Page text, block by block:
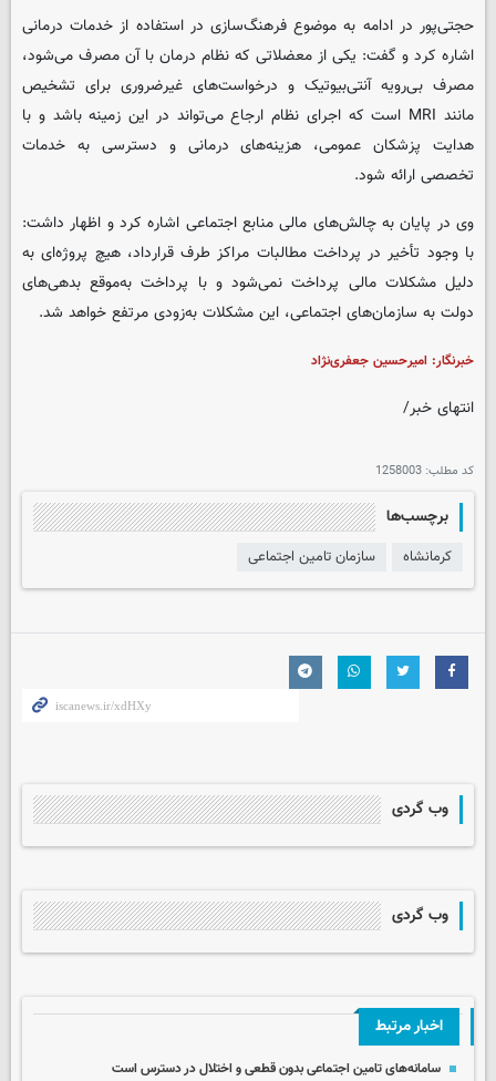
حجتی‌پور در ادامه به موضوع فرهنگ‌سازی در استفاده از خدمات درمانی
اشاره کرد و گفت: یکی از معضلاتی که نظام درمان با آن مصرف می‌شود،
مصرف بی‌رویه آنتی‌بیوتیک و درخواست‌های غیرضروری برای تشخیص
مانند MRI است که اجرای نظام ارجاع می‌تواند در این زمینه باشد و با
هدایت پزشکان عمومی، هزینه‌های درمانی و دسترسی به خدمات
تخصصی ارائه شود.
وی در پایان به چالش‌های مالی منابع اجتماعی اشاره کرد و اظهار داشت:
با وجود تأخیر در پرداخت مطالبات مراکز طرف قرارداد، هیچ پروژه‌ای به
دلیل مشکلات مالی پرداخت نمی‌شود و با پرداخت به‌موقع بدهی‌های
دولت به سازمان‌های اجتماعی، این مشکلات به‌زودی مرتفع خواهد شد.
خبرنگار: امیرحسین جعفری‌نژاد
انتهای خبر/
کد مطلب: 1258003
برچسب‌ها
کرمانشاه سازمان تامین اجتماعی
وب گردی
وب گردی
اخبار مرتبط
سامانه‌های تامین اجتماعی بدون قطعی و اختلال در دسترس است